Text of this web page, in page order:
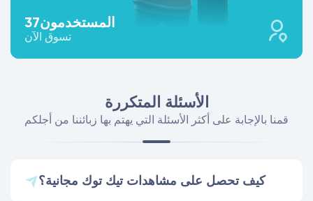
37المستخدمون
تسوق الآن
الأسئلة المتكررة
قمنا بالإجابة على أكثر الأسئلة التي يهتم بها زبائننا من أجلكم
كيف تحصل على مشاهدات تيك توك مجانية؟